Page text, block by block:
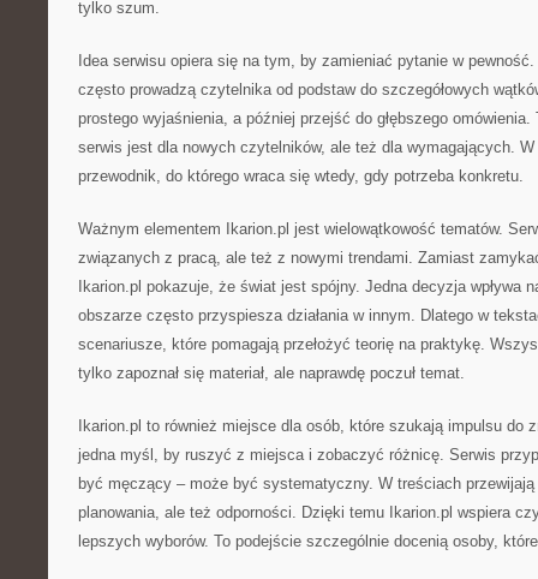
tylko szum.
Idea serwisu opiera się na tym, by zamieniać pytanie w
często prowadzą czytelnika od podstaw do szczegółowych
prostego wyjaśnienia, a później przejść do głębszego omówienia.
serwis jest dla nowych czytelników, ale też dla wymagających.
przewodnik, do którego wraca się wtedy, gdy potrzeba konkretu.
Ważnym elementem Ikarion.pl jest wielowątkowość tematów.
związanych z pracą, ale też z nowymi trendami. Zamiast
Ikarion.pl pokazuje, że świat jest spójny. Jedna decyzja wpływa
obszarze często przyspiesza działania w innym. Dlatego w
scenariusze, które pomagają przełożyć teorię na praktykę.
tylko zapoznał się materiał, ale naprawdę poczuł temat.
Ikarion.pl to również miejsce dla osób, które szukają impulsu do
jedna myśl, by ruszyć z miejsca i zobaczyć różnicę. Serwis
być męczący – może być systematyczny. W treściach
planowania, ale też odporności. Dzięki temu Ikarion.pl wspiera
lepszych wyborów. To podejście szczególnie docenią osoby,